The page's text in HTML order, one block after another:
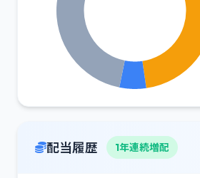
配当履歴 1年連続増配